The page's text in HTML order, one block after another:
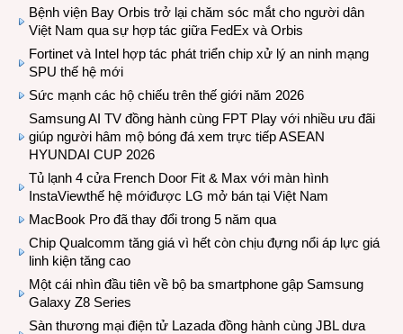
Bệnh viện Bay Orbis trở lại chăm sóc mắt cho người dân
Việt Nam qua sự hợp tác giữa FedEx và Orbis
Fortinet và Intel hợp tác phát triển chip xử lý an ninh mạng
SPU thế hệ mới
Sức mạnh các hộ chiếu trên thế giới năm 2026
Samsung AI TV đồng hành cùng FPT Play với nhiều ưu đãi
giúp người hâm mộ bóng đá xem trực tiếp ASEAN
HYUNDAI CUP 2026
Tủ lạnh 4 cửa French Door Fit & Max với màn hình
InstaViewthế hệ mớiđược LG mở bán tại Việt Nam
MacBook Pro đã thay đổi trong 5 năm qua
Chip Qualcomm tăng giá vì hết còn chịu đựng nổi áp lực giá
linh kiện tăng cao
Một cái nhìn đầu tiên về bộ ba smartphone gập Samsung
Galaxy Z8 Series
Sàn thương mại điện tử Lazada đồng hành cùng JBL dưa